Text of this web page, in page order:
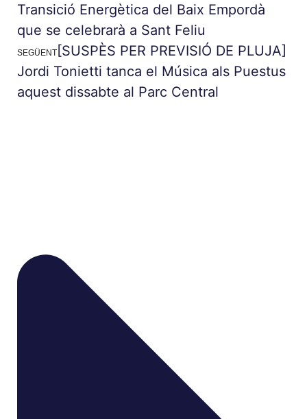
Transició Energètica del Baix Empordà
que se celebrarà a Sant Feliu
SEGÜENT [SUSPÈS PER PREVISIÓ DE PLUJA]
Jordi Tonietti tanca el Música als Puestus
aquest dissabte al Parc Central